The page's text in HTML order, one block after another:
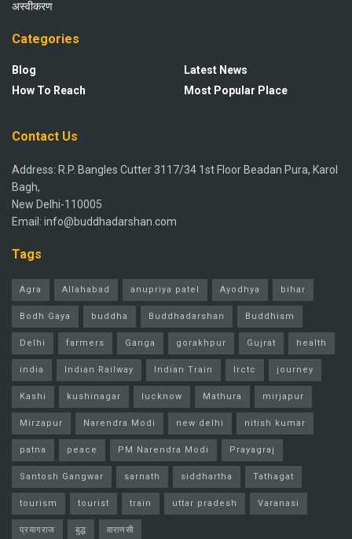
अस्वीकरण
Categories
Blog
How To Reach
Latest News
Most Popular Place
Contact Us
Address: R.P. Bangles Cutter 3117/34 1st Floor Beadan Pura, Karol
Bagh,
New Delhi-110005
Email: info@buddhadarshan.com
Tags
Agra Allahabad anupriya patel Ayodhya bihar
Bodh Gaya buddha Buddhadarshan Buddhism
Delhi farmers Ganga gorakhpur Gujrat health
india Indian Railway Indian Train Irctc journey
Kashi kushinagar lucknow Mathura mirjapur
Mirzapur Narendra Modi new delhi nitish kumar
patna peace PM Narendra Modi Prayagraj
Santosh Gangwar sarnath siddhartha Tathagat
tourism tourist train uttar pradesh Varanasi
प्रयागराज बुद्ध वाराणसी